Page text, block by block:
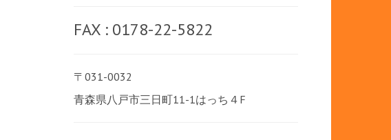
FAX : 0178-22-5822
〒031-0032
青森県八戸市三日町11-1はっち４F